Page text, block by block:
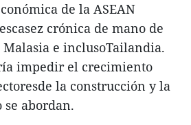
de la ASEAN
crónica de mano de
e inclusoTailandia.
impedir el crecimiento
la construcción y la
abordan.